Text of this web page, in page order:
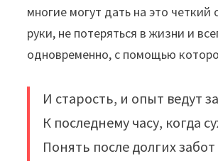
многие могут дать на это
руки, не потеряться в жизни и
одновременно, с помощью
И старость, и опыт ведут
К последнему часу, когда
Понять после долгих